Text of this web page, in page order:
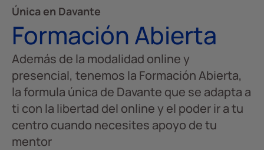
Única en Davante
Formación Abierta
Además de la modalidad online y
presencial, tenemos la Formación Abierta,
la formula única de Davante que se adapta a
ti con la libertad del online y el poder ir a tu
centro cuando necesites apoyo de tu
mentor